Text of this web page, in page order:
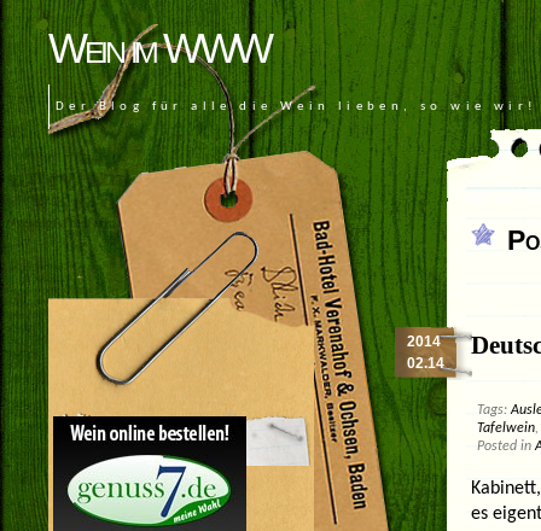
Wein im WWW
Der Blog für alle die Wein lieben, so wie wir!
2014
02.14
Tags:
Tafelwein,
Posted in
es